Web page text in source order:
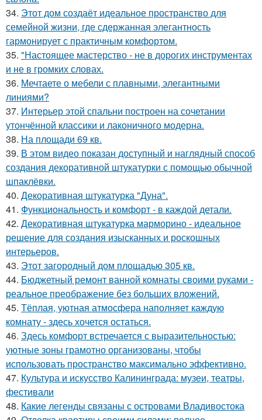
34. Этот дом создаёт идеальное пространство для
семейной жизни, где сдержанная элегантность
гармонирует с практичным комфортом.
35. "Настоящее мастерство - не в дорогих инструментах
и не в громких словах.
36. Мечтаете о мебели с плавными, элегантными
линиями?
37. Интерьер этой спальни построен на сочетании
утончённой классики и лаконичного модерна.
38. На площади 69 кв.
39. В этом видео показан доступный и наглядный способ
создания декоративной штукатурки с помощью обычной
шпаклёвки.
40. Декоративная штукатурка "Дуна".
41. Функциональность и комфорт - в каждой детали.
42. Декоративная штукатурка марморино - идеальное
решение для создания изысканных и роскошных
интерьеров.
43. Этот загородный дом площадью 305 кв.
44. Бюджетный ремонт ванной комнаты своими руками -
реальное преображение без больших вложений.
45. Тёплая, уютная атмосфера наполняет каждую
комнату - здесь хочется остаться.
46. Здесь комфорт встречается с выразительностью:
уютные зоны грамотно организованы, чтобы
использовать пространство максимально эффективно.
47. Культура и искусство Калининграда: музеи, театры,
фестивали
48. Какие легенды связаны с островами Владивостока